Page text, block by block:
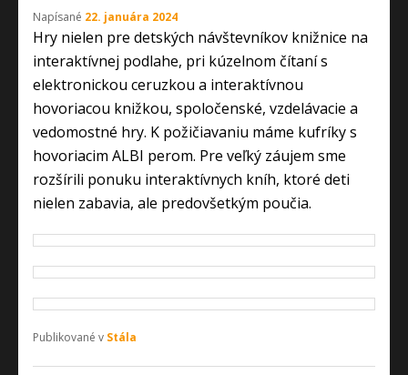
Napísané 22. januára 2024
Hry nielen pre detských návštevníkov knižnice na
interaktívnej podlahe, pri kúzelnom čítaní s
elektronickou ceruzkou a interaktívnou
hovoriacou knižkou, spoločenské, vzdelávacie a
vedomostné hry. K požičiavaniu máme kufríky s
hovoriacim ALBI perom. Pre veľký záujem sme
rozšírili ponuku interaktívnych kníh, ktoré deti
nielen zabavia, ale predovšetkým poučia.
Publikované v Stála